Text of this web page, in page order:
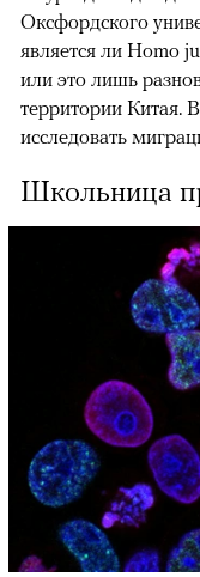
Оксфордского
является ли Homo
или это лишь
территории Китая.
исследовать
Школьница